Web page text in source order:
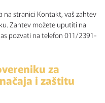
na stranici Kontakt, vaš zahtev
Zahtev možete uputiti na
pozvati na telefon 011/2391-
za
i zaštitu